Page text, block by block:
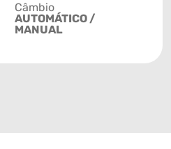
Câmbio
AUTOMÁTICO /
MANUAL